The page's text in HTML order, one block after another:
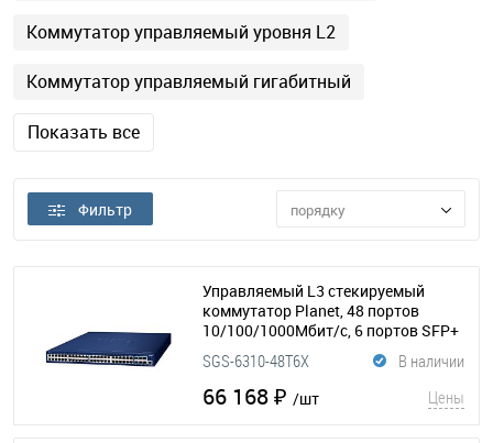
Коммутатор управляемый уровня L2
Коммутатор управляемый гигабитный
Показать все
Фильтр порядку
Управляемый L3 стекируемый
коммутатор Planet, 48 портов
10/100/1000Мбит/с, 6 портов SFP+
10Гбит/с (154-384) В наличии
SGS-6310-48T6X
66 168 ₽ /шт Цены